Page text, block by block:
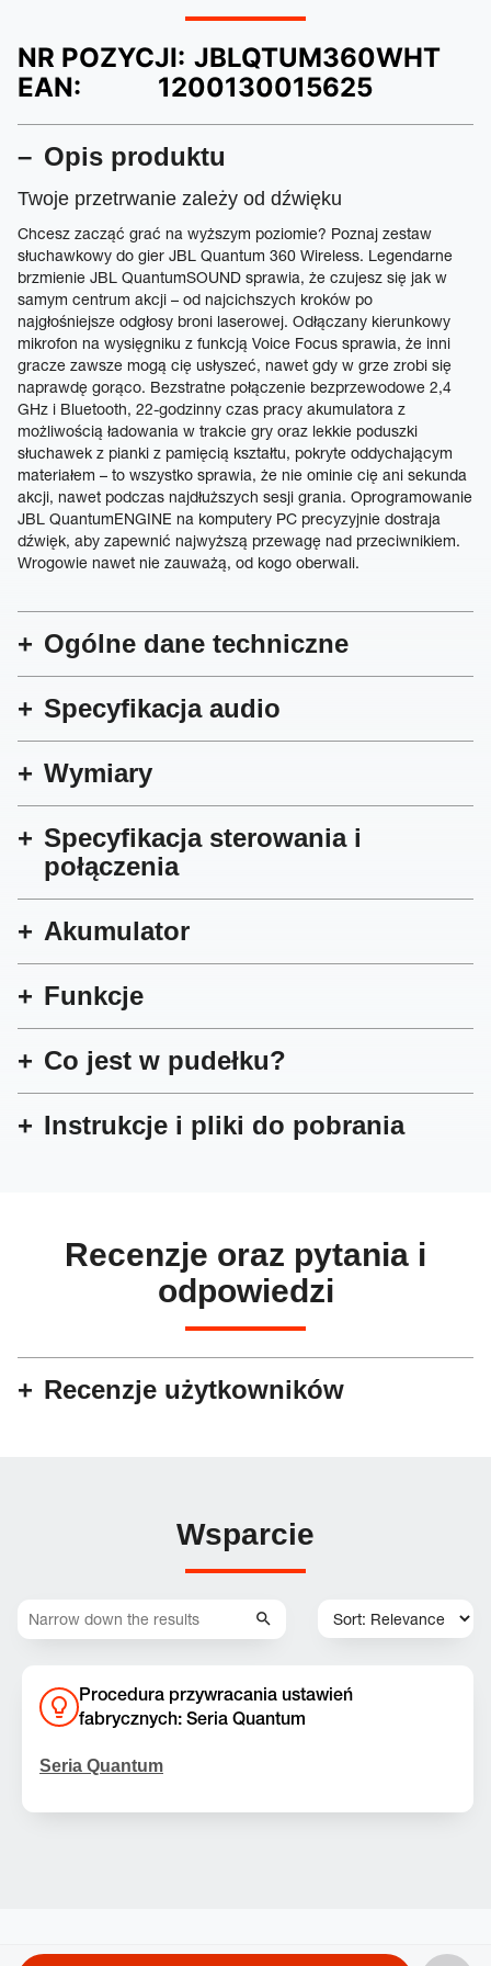
NR POZYCJI: JBLQTUM360WHT
EAN:
1200130015625
Opis produktu
Twoje przetrwanie zależy od dźwięku
Chcesz zacząć grać na wyższym poziomie? Poznaj zestaw
słuchawkowy do gier JBL Quantum 360 Wireless. Legendarne
brzmienie JBL QuantumSOUND sprawia, że czujesz się jak w
samym centrum akcji – od najcichszych kroków po
najgłośniejsze odgłosy broni laserowej. Odłączany kierunkowy
mikrofon na wysięgniku z funkcją Voice Focus sprawia, że inni
gracze zawsze mogą cię usłyszeć, nawet gdy w grze zrobi się
naprawdę gorąco. Bezstratne połączenie bezprzewodowe 2,4
GHz i Bluetooth, 22-godzinny czas pracy akumulatora z
możliwością ładowania w trakcie gry oraz lekkie poduszki
słuchawek z pianki z pamięcią kształtu, pokryte oddychającym
materiałem – to wszystko sprawia, że nie ominie cię ani sekunda
akcji, nawet podczas najdłuższych sesji grania. Oprogramowanie
JBL QuantumENGINE na komputery PC precyzyjnie dostraja
dźwięk, aby zapewnić najwyższą przewagę nad przeciwnikiem.
Wrogowie nawet nie zauważą, od kogo oberwali.
Ogólne dane techniczne
Specyfikacja audio
Wymiary
Specyfikacja sterowania i
połączenia
Akumulator
Funkcje
Co jest w pudełku?
Instrukcje i pliki do pobrania
Recenzje oraz pytania i
odpowiedzi
Recenzje użytkowników
Wsparcie
Procedura przywracania ustawień
fabrycznych: Seria Quantum
Seria Quantum
Uwaga:Ta czynność spowoduje usunięcie
konieczne będzie ponowne sparowanie i połączenie